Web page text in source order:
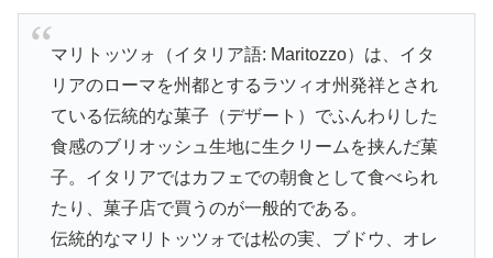
マリトッツォ（イタリア語: Maritozzo）は、イタ
リアのローマを州都とするラツィオ州発祥とされ
ている伝統的な菓子（デザート）でふんわりした
食感のブリオッシュ生地に生クリームを挟んだ菓
子。イタリアではカフェでの朝食として食べられ
たり、菓子店で買うのが一般的である。
伝統的なマリトッツォでは松の実、ブドウ、オレ